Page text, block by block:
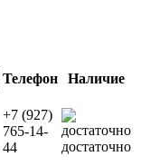
Телефон
Наличие
+7 (927)
765-14-
44
достаточно